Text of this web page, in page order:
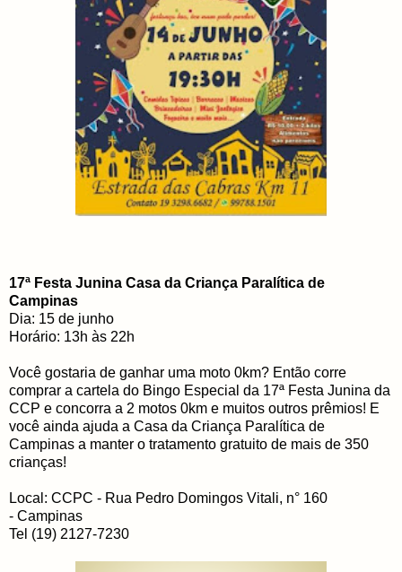
17ª Festa Junina Casa da Criança Paralítica de
Campinas
Dia: 15 de junho
Horário: 13h às 22h
Você gostaria de ganhar uma moto 0km? Então corre
comprar a cartela do Bingo Especial da 17ª Festa Junina da
CCP e concorra a 2 motos 0km e muitos outros prêmios! E
você ainda ajuda a Casa da Criança Paralítica de
Campinas a manter o tratamento gratuito de mais de 350
crianças!
Local: CCPC - Rua Pedro Domingos Vitali, n° 160
- Campinas
Tel (19) 2127-7230